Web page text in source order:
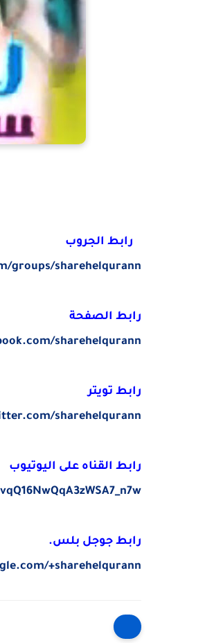
رابط الجروب
groups/sharehelqurann
رابط الصفحة
sharehelqurann
رابط تويتر
sharehelqurann
رابط القناه على اليوتيوب
رابط جوجل بلس.
+sharehelqurann